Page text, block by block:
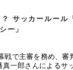
サッカールール
ー」
戦で主審を務め、審
真一郎さんによるサ